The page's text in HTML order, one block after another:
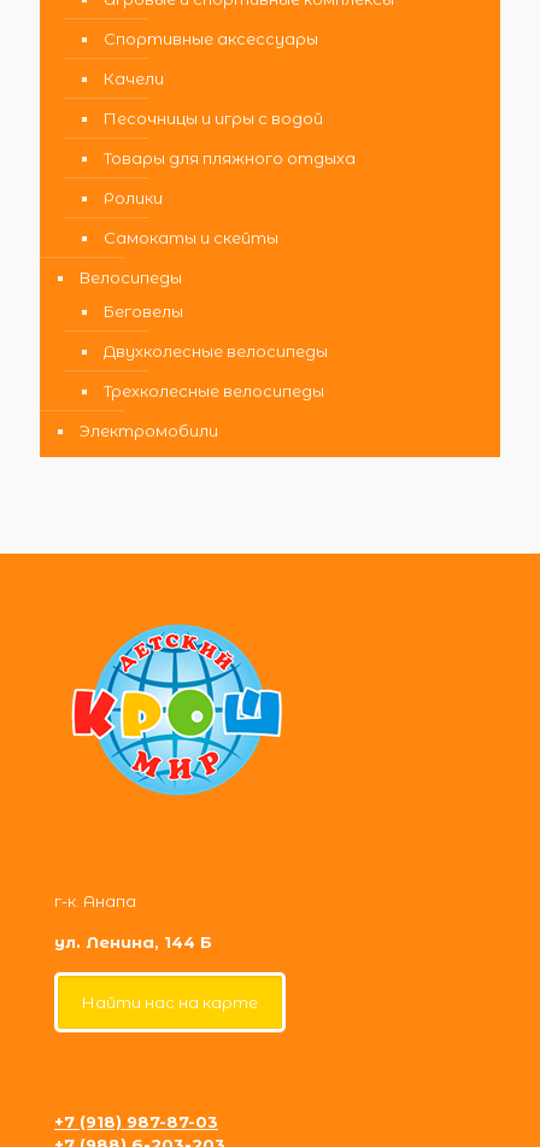
Спортивные аксессуары
Качели
Песочницы и игры с водой
Товары для пляжного отдыха
Ролики
Самокаты и скейты
Велосипеды
Беговелы
Двухколесные велосипеды
Трехколесные велосипеды
Электромобили
г-к. Анапа
ул. Ленина, 144 Б
Найти нас на карте
+7 (918) 987-87-03